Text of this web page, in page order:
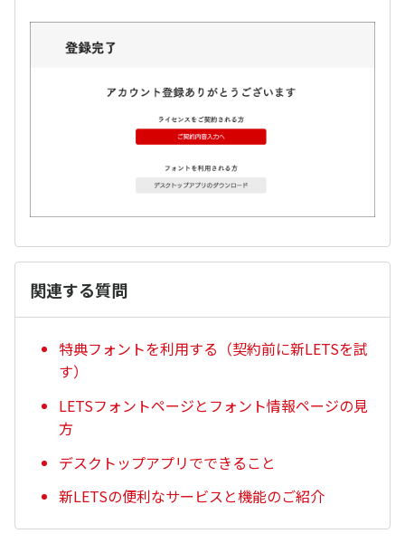
関連する質問
特典フォントを利用する（契約前に新LETSを試
す）
LETSフォントページとフォント情報ページの見
方
デスクトップアプリでできること
新LETSの便利なサービスと機能のご紹介